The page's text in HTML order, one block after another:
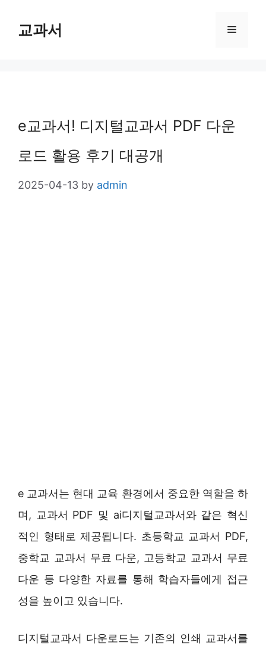
교과서 Menu
e교과서! 디지털교과서 PDF 다운
로드 활용 후기 대공개
2025-04-13 by admin
e 교과서는 현대 교육 환경에서 중요한 역할을 하
며, 교과서 PDF 및 ai디지털교과서와 같은 혁신
적인 형태로 제공됩니다. 초등학교 교과서 PDF,
중학교 교과서 무료 다운, 고등학교 교과서 무료
다운 등 다양한 자료를 통해 학습자들에게 접근
성을 높이고 있습니다.
디지털교과서 다운로드는 기존의 인쇄 교과서를